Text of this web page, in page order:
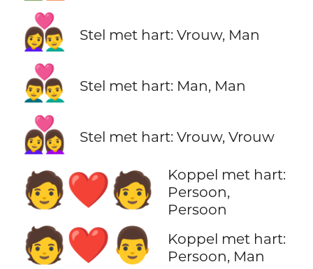
👩‍❤️‍👨 Stel met hart: Vrouw, Man
👨‍❤️‍👨 Stel met hart: Man, Man
👩‍❤️‍👩 Stel met hart: Vrouw, Vrouw
🧑‍❤️‍🧑
Koppel met hart:
Persoon,
Persoon
🧑‍❤️‍👨
Koppel met hart:
Persoon, Man